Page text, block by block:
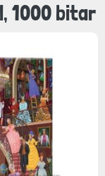
1000 bitar